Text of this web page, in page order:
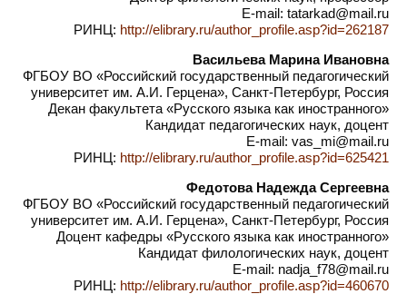
E-mail: tatarkad@mail.ru
РИНЦ: http://elibrary.ru/author_profile.asp?id=262187
Васильева Марина Ивановна
ФГБОУ ВО «Российский государственный педагогический
университет им. А.И. Герцена», Санкт-Петербург, Россия
Декан факультета «Русского языка как иностранного»
Кандидат педагогических наук, доцент
E-mail: vas_mi@mail.ru
РИНЦ: http://elibrary.ru/author_profile.asp?id=625421
Федотова Надежда Сергеевна
ФГБОУ ВО «Российский государственный педагогический
университет им. А.И. Герцена», Санкт-Петербург, Россия
Доцент кафедры «Русского языка как иностранного»
Кандидат филологических наук, доцент
E-mail: nadja_f78@mail.ru
РИНЦ: http://elibrary.ru/author_profile.asp?id=460670